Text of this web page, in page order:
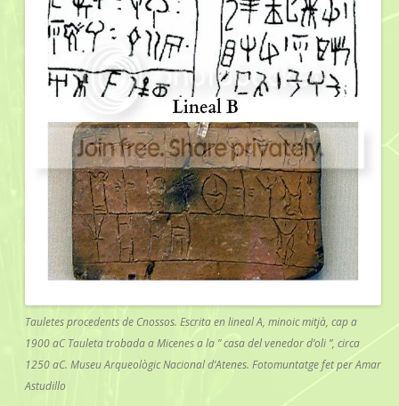
Tauletes procedents de Cnossos. Escrita en lineal A, minoic mitjà, cap a
1900 aC Tauleta trobada a Micenes a la ” casa del venedor d’oli ”, circa
1250 aC. Museu Arqueològic Nacional d’Atenes. Fotomuntatge fet per Amar
Astudillo